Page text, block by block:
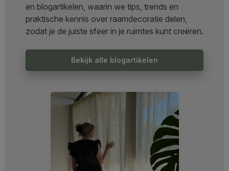
en blogartikelen, waarin we tips, trends en
praktische kennis over raamdecoratie delen,
zodat je de juiste sfeer in je ruimtes kunt creëren.
Bekijk alle blogartikelen